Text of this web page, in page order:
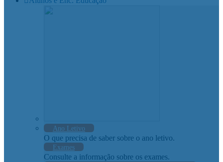
Ano Letivo
O que precisa de saber sobre o ano letivo.
Exames
Consulte a informação sobre os exames.